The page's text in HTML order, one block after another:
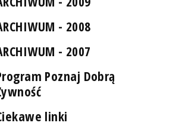
- 2008
- 2007
Poznaj Dobrą
linki